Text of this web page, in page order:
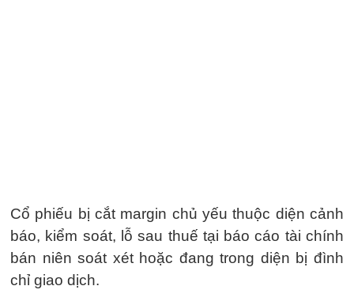
Cổ phiếu bị cắt margin chủ yếu thuộc diện cảnh
báo, kiểm soát, lỗ sau thuế tại báo cáo tài chính
bán niên soát xét hoặc đang trong diện bị đình
chỉ giao dịch.